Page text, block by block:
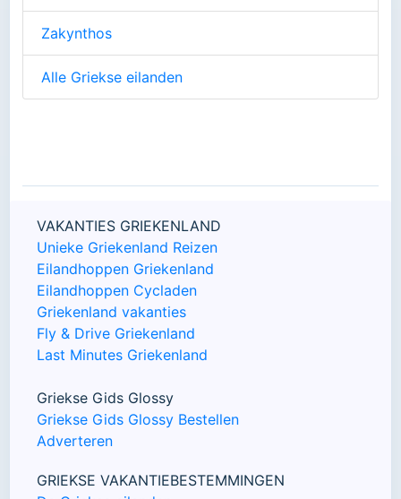
Zakynthos
Alle Griekse eilanden
VAKANTIES GRIEKENLAND
Unieke Griekenland Reizen
Eilandhoppen Griekenland
Eilandhoppen Cycladen
Griekenland vakanties
Fly & Drive Griekenland
Last Minutes Griekenland
Griekse Gids Glossy
Griekse Gids Glossy Bestellen
Adverteren
GRIEKSE VAKANTIEBESTEMMINGEN